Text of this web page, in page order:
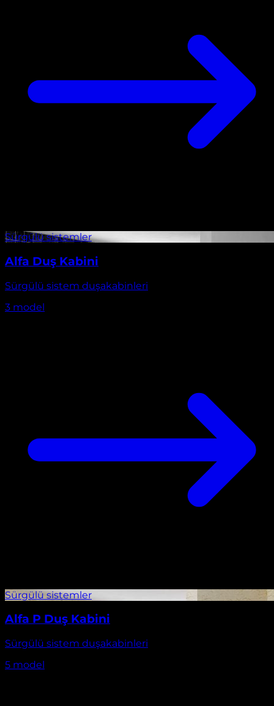
Alfa Duş Kabini
Sürgülü sistem duşakabinleri
3 model
Alfa P Duş Kabini
Sürgülü sistem duşakabinleri
5 model